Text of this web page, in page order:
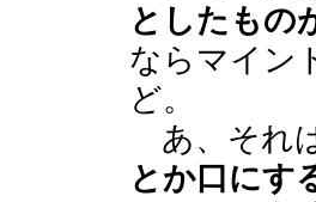
としたもの
ならマイン
ど。
あ、それ
とか口にす